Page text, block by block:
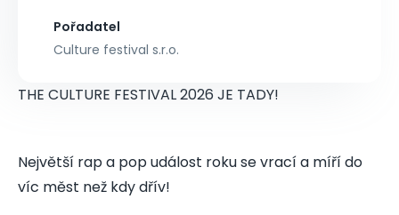
Pořadatel
Culture festival s.r.o.
THE CULTURE FESTIVAL 2026 JE TADY!
Největší rap a pop událost roku se vrací a míří do
víc měst než kdy dřív!